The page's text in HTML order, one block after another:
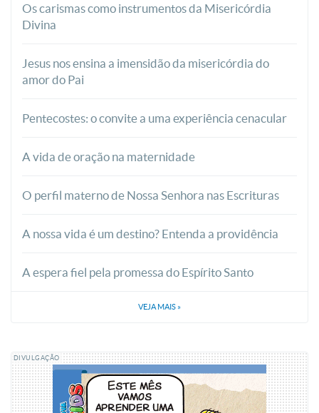
Os carismas como instrumentos da Misericórdia
Divina
Jesus nos ensina a imensidão da misericórdia do
amor do Pai
Pentecostes: o convite a uma experiência cenacular
A vida de oração na maternidade
O perfil materno de Nossa Senhora nas Escrituras
A nossa vida é um destino? Entenda a providência
A espera fiel pela promessa do Espírito Santo
VEJA MAIS »
DIVULGAÇÃO